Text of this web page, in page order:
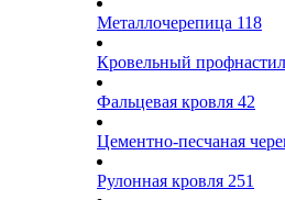
Металлочерепица 118
Кровельный профнастил
Фальцевая кровля 42
Цементно-песчаная
Рулонная кровля 251